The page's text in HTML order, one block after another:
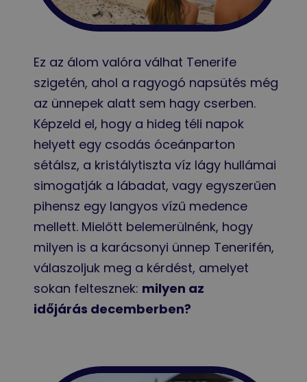
Ez az álom valóra válhat Tenerife
szigetén, ahol a ragyogó napsütés még
az ünnepek alatt sem hagy cserben.
Képzeld el, hogy a hideg téli napok
helyett egy csodás óceánparton
sétálsz, a kristálytiszta víz lágy hullámai
simogatják a lábadat, vagy egyszerűen
pihensz egy langyos vízű medence
mellett. Mielőtt belemerülnénk, hogy
milyen is a karácsonyi ünnep Tenerifén,
válaszoljuk meg a kérdést, amelyet
sokan feltesznek: milyen az
időjárás decemberben?